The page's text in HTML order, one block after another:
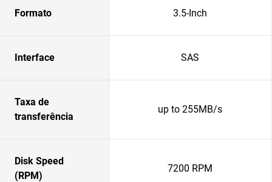
Formato 3.5-Inch
Interface SAS
Taxa de
transferência
up to 255MB/s
Disk Speed
(RPM)
7200 RPM